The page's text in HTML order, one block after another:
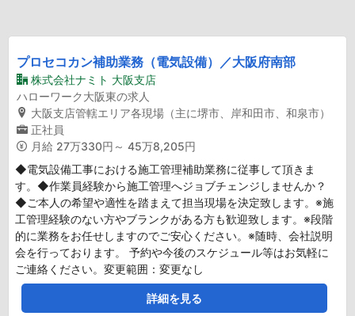
プロセコカン補助業務（電気設備）／大阪府南部
株式会社ナミト 大阪支店
ハローワーク大阪東の求人
大阪支店管轄エリア各現場（主に堺市、岸和田市、和泉市）
正社員
月給 27万330円～ 45万8,205円
◆電気設備工事における施工管理補助業務に従事して頂きま
す。◆作業員経験から施工管理へジョブチェンジしませんか？
◆ご本人の希望や適性を踏まえて担当現場を決定致します。※施
工管理経験のない方やブランクがある方も歓迎致します。※段階
的に業務をお任せしますのでご安心ください。※随時、会社説明
会を行っております。 予約や今後のスケジュール等はお気軽に
ご連絡ください。変更範囲：変更なし
詳細を見る